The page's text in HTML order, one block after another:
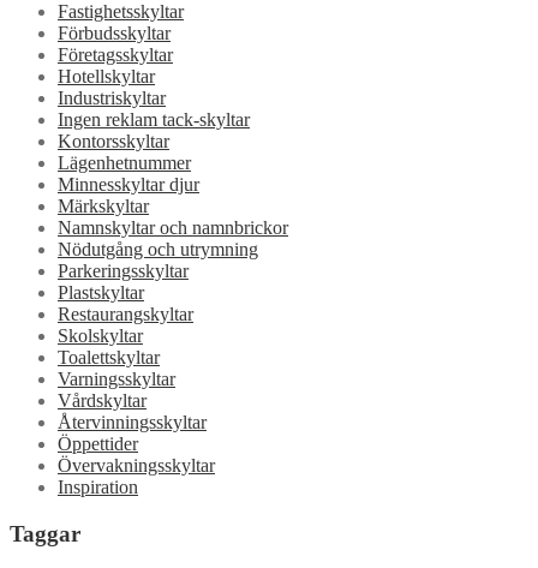
Fastighetsskyltar
Förbudsskyltar
Företagsskyltar
Hotellskyltar
Industriskyltar
Ingen reklam tack-skyltar
Kontorsskyltar
Lägenhetnummer
Minnesskyltar djur
Märkskyltar
Namnskyltar och namnbrickor
Nödutgång och utrymning
Parkeringsskyltar
Plastskyltar
Restaurangskyltar
Skolskyltar
Toalettskyltar
Varningsskyltar
Vårdskyltar
Återvinningsskyltar
Öppettider
Övervakningsskyltar
Inspiration
Taggar